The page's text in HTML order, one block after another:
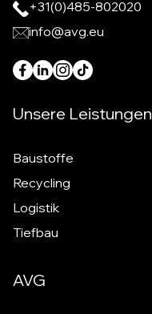
+31(0)485-802020
info@avg.eu
Unsere Leistungen
Baustoffe
Recycling
Logistik
Tiefbau
AVG